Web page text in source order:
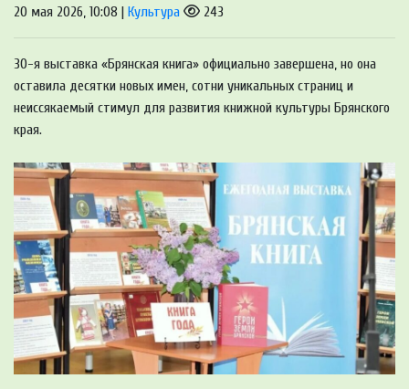
20 мая 2026, 10:08 | Культура 243
30-я выставка «Брянская книга» официально завершена, но она
оставила десятки новых имен, сотни уникальных страниц и
неиссякаемый стимул для развития книжной культуры Брянского
края.